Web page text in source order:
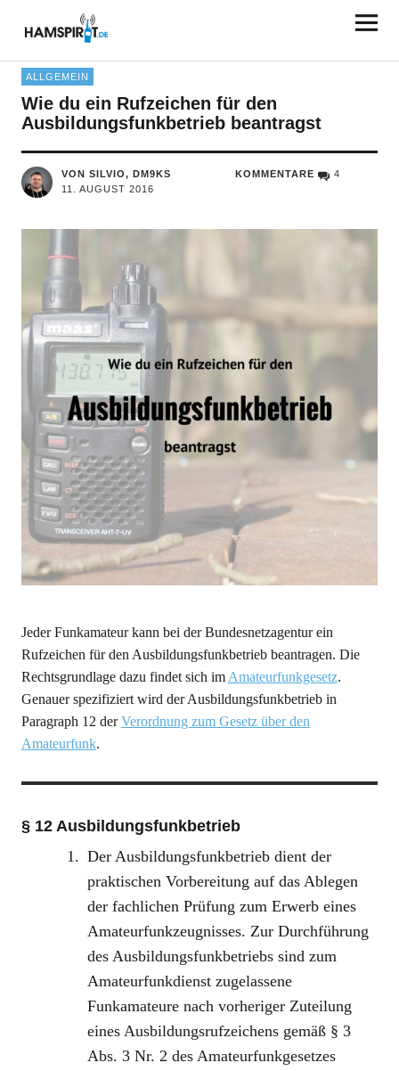
HAMSPIRIT.DE
ALLGEMEIN
Wie du ein Rufzeichen für den
Ausbildungsfunkbetrieb beantragst
VON SILVIO, DM9KS
11. AUGUST 2016
KOMMENTARE 4
Jeder Funkamateur kann bei der Bundesnetzagentur ein
Rufzeichen für den Ausbildungsfunkbetrieb beantragen. Die
Rechtsgrundlage dazu findet sich imAmateurfunkgesetz.
Genauer spezifiziert wird der Ausbildungsfunkbetrieb in
Paragraph 12 derVerordnung zum Gesetz über den
Amateurfunk.
§ 12 Ausbildungsfunkbetrieb
Der Ausbildungsfunkbetrieb dient der
praktischen Vorbereitung auf das Ablegen
der fachlichen Prüfung zum Erwerb eines
Amateurfunkzeugnisses. Zur Durchführung
des Ausbildungsfunkbetriebs sind zum
Amateurfunkdienst zugelassene
Funkamateure nach vorheriger Zuteilung
eines Ausbildungsrufzeichens gemäß § 3
Abs. 3 Nr. 2 des Amateurfunkgesetzes